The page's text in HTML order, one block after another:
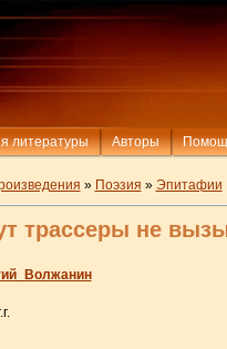
литературы Авторы
» Поэзия » Эпитафии
трассеры не